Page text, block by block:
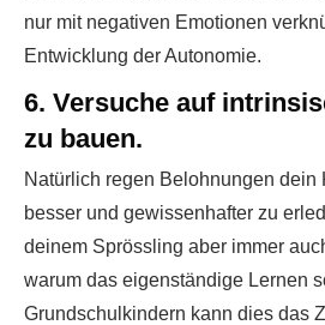
nur mit negativen Emotionen
Entwicklung der Autonomie.
6. Versuche auf
zu bauen.
Natürlich regen Belohnungen dein
besser und gewissenhafter zu
deinem Sprössling aber immer
warum das eigenständige Lernen
Grundschulkindern kann dies das